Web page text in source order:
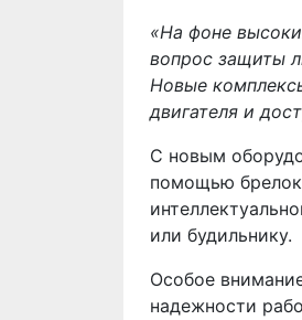
«На фоне
вопрос защиты
Новые
двигателя и
С новым
помощью
или будильнику.
Особое
надежности